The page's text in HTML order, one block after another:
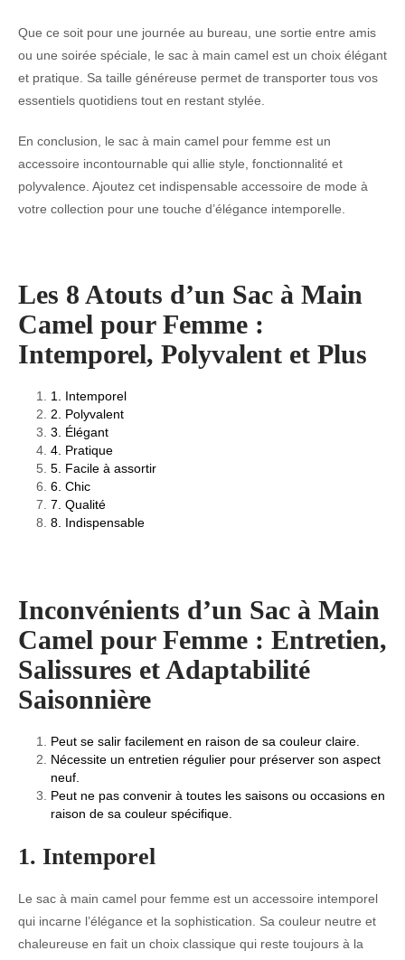
Que ce soit pour une journée au bureau, une sortie entre amis
ou une soirée spéciale, le sac à main camel est un choix élégant
et pratique. Sa taille généreuse permet de transporter tous vos
essentiels quotidiens tout en restant stylée.
En conclusion, le sac à main camel pour femme est un
accessoire incontournable qui allie style, fonctionnalité et
polyvalence. Ajoutez cet indispensable accessoire de mode à
votre collection pour une touche d’élégance intemporelle.
Les 8 Atouts d’un Sac à Main
Camel pour Femme :
Intemporel, Polyvalent et Plus
1. Intemporel
2. Polyvalent
3. Élégant
4. Pratique
5. Facile à assortir
6. Chic
7. Qualité
8. Indispensable
Inconvénients d’un Sac à Main
Camel pour Femme : Entretien,
Salissures et Adaptabilité
Saisonnière
Peut se salir facilement en raison de sa couleur claire.
Nécessite un entretien régulier pour préserver son aspect
neuf.
Peut ne pas convenir à toutes les saisons ou occasions en
raison de sa couleur spécifique.
1. Intemporel
Le sac à main camel pour femme est un accessoire intemporel
qui incarne l’élégance et la sophistication. Sa couleur neutre et
chaleureuse en fait un choix classique qui reste toujours à la